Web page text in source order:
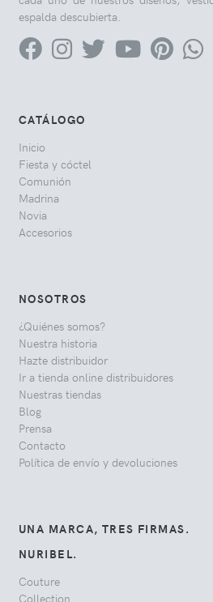
espalda descubierta.
CATÁLOGO
Inicio
Fiesta y cóctel
Comunión
Madrina
Novia
Accesorios
NOSOTROS
¿Quiénes somos?
Nuestra historia
Hazte distribuidor
Ir a tienda online distribuidores
Nuestras tiendas
Blog
Prensa
Contacto
Política de envío y devoluciones
UNA MARCA, TRES FIRMAS.
NURIBEL.
Couture
Collection